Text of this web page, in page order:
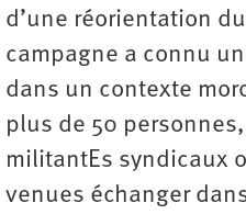
d’une réorientation
campagne a connu
dans un contexte
plus de 50
militantEs syndicaux
venues échanger